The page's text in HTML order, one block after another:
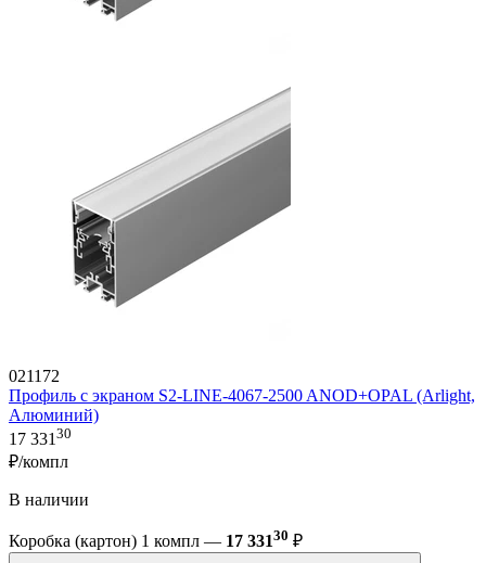
021172
Профиль с экраном S2-LINE-4067-2500 ANOD+OPAL (Arlight,
Алюминий)
17 331 30
₽/компл
В наличии
Коробка (картон) 1 компл — 17 33130 ₽